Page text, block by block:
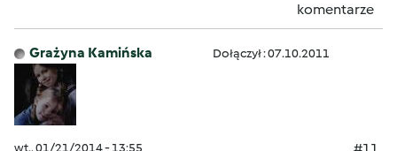
komentarze
Grażyna Kamińska Dołączył : 07.10.2011